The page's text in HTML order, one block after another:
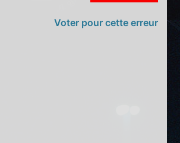
Voter pour cette erreur